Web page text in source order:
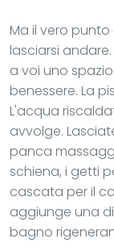
Ma il vero
lasciarsi
a voi uno
benessere. La
L'acqua
avvolge.
panca
schiena, i getti
cascata per il
aggiunge una
bagno